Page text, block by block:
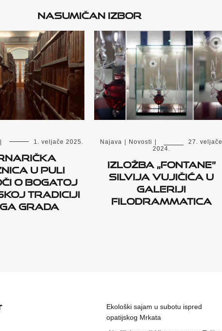
Nasumičan izbor
1. veljače 2025.
u Puli
o bogatoj
tradiciji
grada
Najava Novosti
27. veljače
2024.
Izložba „Fontane”
Silvija Vujičića u
Galeriji
Filodrammatica
Ekološki sajam u subotu ispred
opatijskog Mrkata